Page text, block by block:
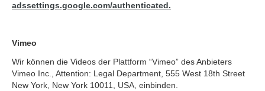
adssettings.google.com/authenticated.
Vimeo
Wir können die Videos der Plattform “Vimeo” des Anbieters
Vimeo Inc., Attention: Legal Department, 555 West 18th Street
New York, New York 10011, USA, einbinden.